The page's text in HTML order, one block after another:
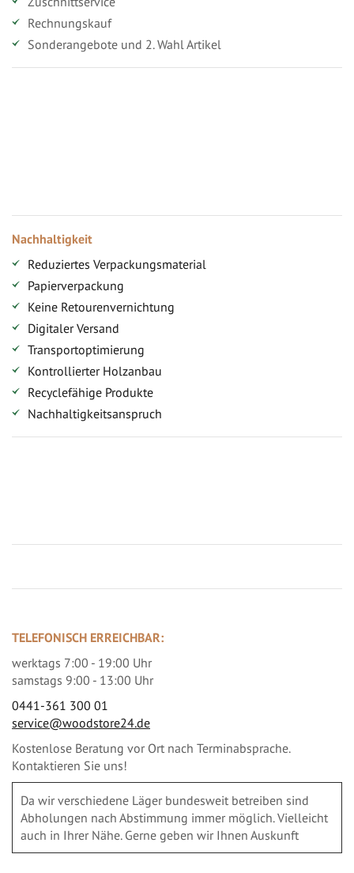
Rechnungskauf
Sonderangebote und 2. Wahl Artikel
Nachhaltigkeit
Reduziertes Verpackungsmaterial
Papierverpackung
Keine Retourenvernichtung
Digitaler Versand
Transportoptimierung
Kontrollierter Holzanbau
Recyclefähige Produkte
Nachhaltigkeitsanspruch
TELEFONISCH ERREICHBAR:
werktags 7:00 - 19:00 Uhr
samstags 9:00 - 13:00 Uhr
0441-361 300 01
service@woodstore24.de
Kostenlose Beratung vor Ort nach Terminabsprache.
Kontaktieren Sie uns!
Da wir verschiedene Läger bundesweit betreiben sind
Abholungen nach Abstimmung immer möglich. Vielleicht
auch in Ihrer Nähe. Gerne geben wir Ihnen Auskunft